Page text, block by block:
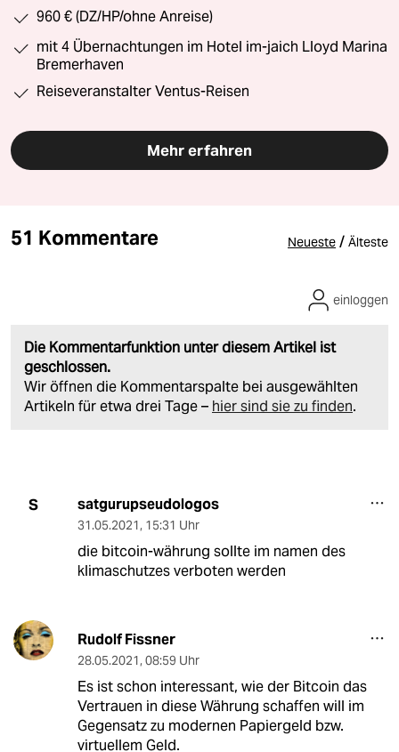
960 € (DZ/HP/ohne Anreise)
mit 4 Übernachtungen im Hotel im-jaich Lloyd Marina
Bremerhaven
Reiseveranstalter Ventus-Reisen
Mehr erfahren
51 Kommentare Neueste / Älteste
Die Kommentarfunktion unter diesem Artikel ist
geschlossen.
Wir öffnen die Kommentarspalte bei ausgewählten
Artikeln für etwa drei Tage – hier sind sie zu finden.
einloggen
S satgurupseudologos
31.05.2021, 15:31 Uhr
die bitcoin-währung sollte im namen des
klimaschutzes verboten werden
Rudolf Fissner
28.05.2021, 08:59 Uhr
Es ist schon interessant, wie der Bitcoin das
Vertrauen in diese Währung schaffen will im
Gegensatz zu modernen Papiergeld bzw.
virtuellem Geld.